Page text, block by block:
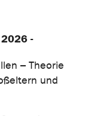
-
– Theorie
und